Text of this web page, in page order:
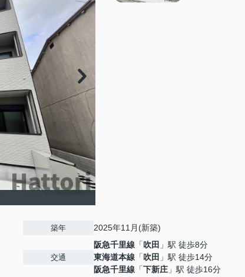
築年 2025年11月(新築)
交通
阪急千里線 「吹田 」駅 徒歩8分
東海道本線 「吹田 」駅 徒歩14分
阪急千里線 「下新庄 」駅 徒歩16分